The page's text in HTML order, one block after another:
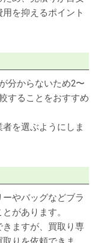
を抑えるポイント
分からないため2〜
することをおすすめ
を選ぶようにしま
やバッグなどブラ
があります。
ますが、買取り専